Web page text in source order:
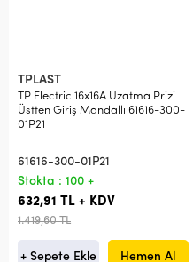
TPLAST
TP Electric 16x16A Uzatma Prizi
Üstten Giriş Mandallı 61616-300-
01P21
61616-300-01P21
Stokta : 100 +
632,91 TL + KDV
1.419,60 TL
+ Sepete Ekle Hemen Al